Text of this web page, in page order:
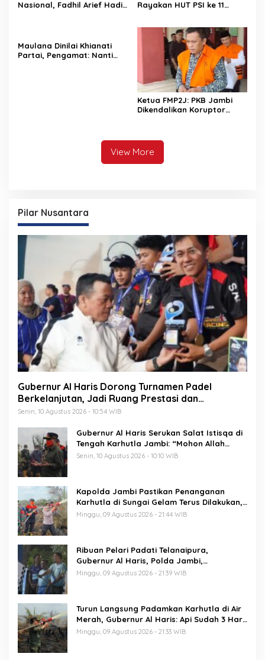
Nasional, Fadhil Arief Hadiri
Rayakan HUT PSI ke 11
Maulana Dinilai Khianati
Partai, Pengamat: Nanti
Ketua FMP2J: PKB Jambi
Dikendalikan Koruptor
View More
Pilar Nusantara
Gubernur Al Haris Dorong Turnamen Padel
Berkelanjutan, Jadi Ruang Prestasi dan
Kebersamaan Masyarakat
Senin, 10 Agustus 2026 - 10:54 WIB
Gubernur Al Haris Serukan Salat Istisqa di
Tengah Karhutla Jambi: “Mohon Allah
Turunkan Hujan di Bumi Jambi”
Senin, 10 Agustus 2026 - 10:10 WIB
Kapolda Jambi Pastikan Penanganan
Karhutla di Sungai Gelam Terus Dilakukan,
Sinergi TNI-Polri dan BPBD Diperkuat
Minggu, 09 Agustus 2026 - 21:44 WIB
Ribuan Pelari Padati Telanaipura,
Gubernur Al Haris, Polda Jambi,
Bupati/Wali Kota Lepas Flag Off PMR 2026
Minggu, 09 Agustus 2026 - 21:39 WIB
Turun Langsung Padamkan Karhutla di Air
Merah, Gubernur Al Haris: Api Sudah 3 Hari,
Gambut Sulit Dipadamkan
Minggu, 09 Agustus 2026 - 21:33 WIB